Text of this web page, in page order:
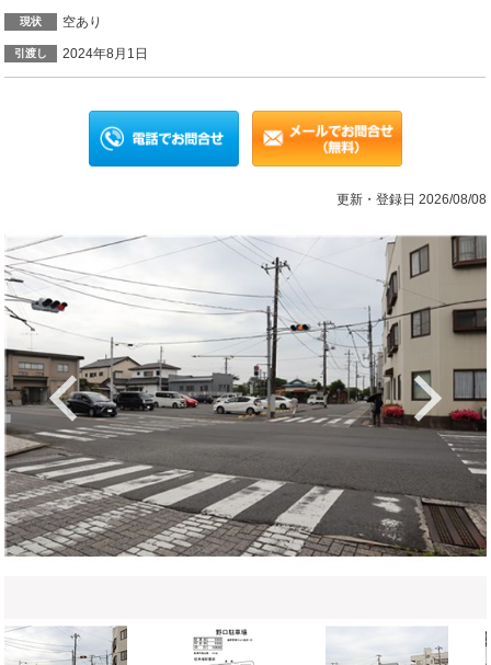
現状 空あり
引渡し 2024年8月1日
更新・登録日 2026/08/08
Previous